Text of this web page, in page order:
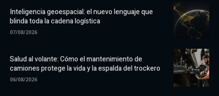
Inteligencia geoespacial: el nuevo lenguaje que
blinda toda la cadena logística
07/08/2026
Salud al volante: Cómo el mantenimiento de
camiones protege la vida y la espalda del trockero
06/08/2026